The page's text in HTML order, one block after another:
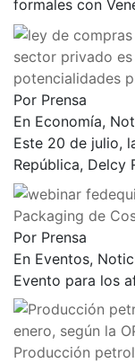
formales con
sector privado
potencialidades
Por Prensa
En Economía,
Este 20 de julio,
República, Delcy
Packaging de
Por Prensa
En Eventos,
Evento para los
Producción